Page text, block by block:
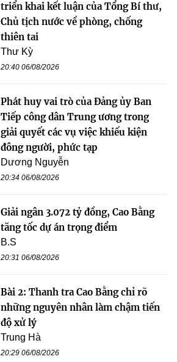
triển khai kết luận của Tổng Bí thư,
Chủ tịch nước về phòng, chống
thiên tai
Thư Kỳ
20:40 06/08/2026
Phát huy vai trò của Đảng ủy Ban
Tiếp công dân Trung ương trong
giải quyết các vụ việc khiếu kiện
đông người, phức tạp
Dương Nguyễn
20:34 06/08/2026
Giải ngân 3.072 tỷ đồng, Cao Bằng
tăng tốc dự án trọng điểm
B.S
20:31 06/08/2026
Bài 2: Thanh tra Cao Bằng chỉ rõ
những nguyên nhân làm chậm tiến
độ xử lý
Trung Hà
20:29 06/08/2026